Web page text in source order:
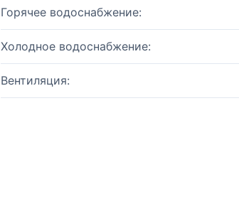
Горячее водоснабжение:
Холодное водоснабжение:
Вентиляция: